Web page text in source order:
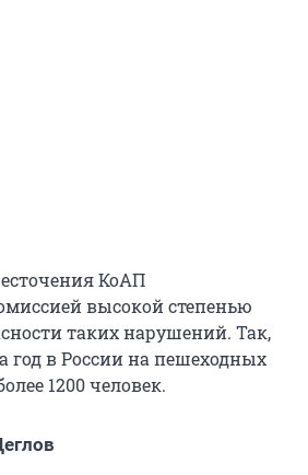
КоАП
высокой степенью
таких нарушений. Так,
в России на пешеходных
1200 человек.